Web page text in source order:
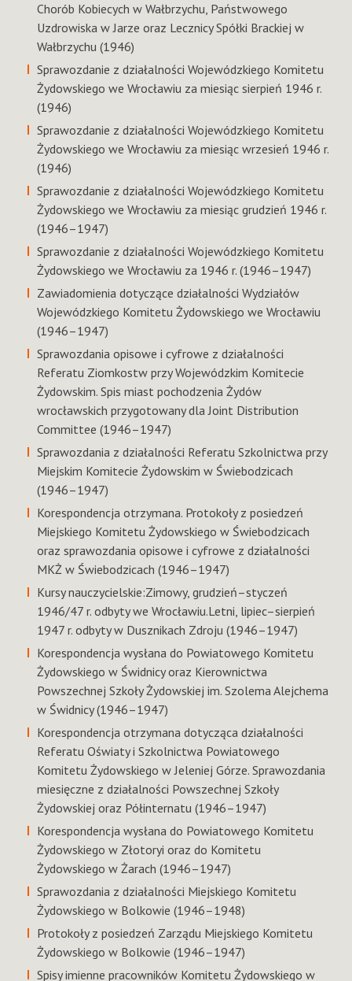
Chorób Kobiecych w Wałbrzychu, Państwowego
Uzdrowiska w Jarze oraz Lecznicy Spółki Brackiej w
Wałbrzychu (1946)
Sprawozdanie z działalności Wojewódzkiego Komitetu
Żydowskiego we Wrocławiu za miesiąc sierpień 1946 r.
(1946)
Sprawozdanie z działalności Wojewódzkiego Komitetu
Żydowskiego we Wrocławiu za miesiąc wrzesień 1946 r.
(1946)
Sprawozdanie z działalności Wojewódzkiego Komitetu
Żydowskiego we Wrocławiu za miesiąc grudzień 1946 r.
(1946–1947)
Sprawozdanie z działalności Wojewódzkiego Komitetu
Żydowskiego we Wrocławiu za 1946 r. (1946–1947)
Zawiadomienia dotyczące działalności Wydziałów
Wojewódzkiego Komitetu Żydowskiego we Wrocławiu
(1946–1947)
Sprawozdania opisowe i cyfrowe z działalności
Referatu Ziomkostw przy Wojewódzkim Komitecie
Żydowskim. Spis miast pochodzenia Żydów
wrocławskich przygotowany dla Joint Distribution
Committee (1946–1947)
Sprawozdania z działalności Referatu Szkolnictwa przy
Miejskim Komitecie Żydowskim w Świebodzicach
(1946–1947)
Korespondencja otrzymana. Protokoły z posiedzeń
Miejskiego Komitetu Żydowskiego w Świebodzicach
oraz sprawozdania opisowe i cyfrowe z działalności
MKŻ w Świebodzicach (1946–1947)
Kursy nauczycielskie:Zimowy, grudzień–styczeń
1946/47 r. odbyty we Wrocławiu.Letni, lipiec–sierpień
1947 r. odbyty w Dusznikach Zdroju (1946–1947)
Korespondencja wysłana do Powiatowego Komitetu
Żydowskiego w Świdnicy oraz Kierownictwa
Powszechnej Szkoły Żydowskiej im. Szolema Alejchema
w Świdnicy (1946–1947)
Korespondencja otrzymana dotycząca działalności
Referatu Oświaty i Szkolnictwa Powiatowego
Komitetu Żydowskiego w Jeleniej Górze. Sprawozdania
miesięczne z działalności Powszechnej Szkoły
Żydowskiej oraz Półinternatu (1946–1947)
Korespondencja wysłana do Powiatowego Komitetu
Żydowskiego w Złotoryi oraz do Komitetu
Żydowskiego w Żarach (1946–1947)
Sprawozdania z działalności Miejskiego Komitetu
Żydowskiego w Bolkowie (1946–1948)
Protokoły z posiedzeń Zarządu Miejskiego Komitetu
Żydowskiego w Bolkowie (1946–1947)
Spisy imienne pracowników Komitetu Żydowskiego w